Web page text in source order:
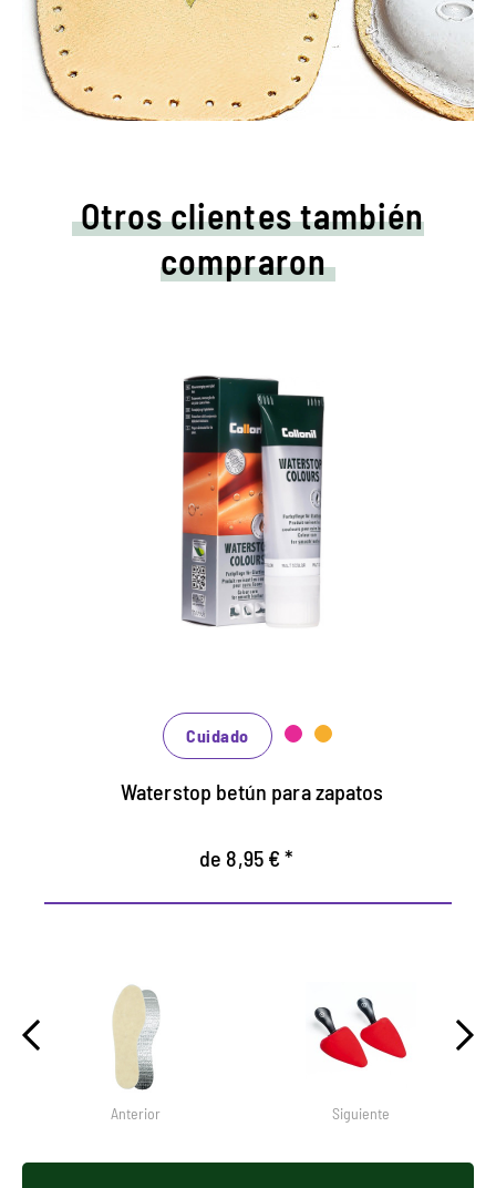
Otros clientes también
compraron
Cuidados de colores y
crema impermeabilizadora.
Mantiene todos los materiales lisos de
cuero y de alta tecnología con efecto de
impermeabilización.
Cuidado
Waterstop betún para zapatos
de 8,95 € *
Anterior Siguiente